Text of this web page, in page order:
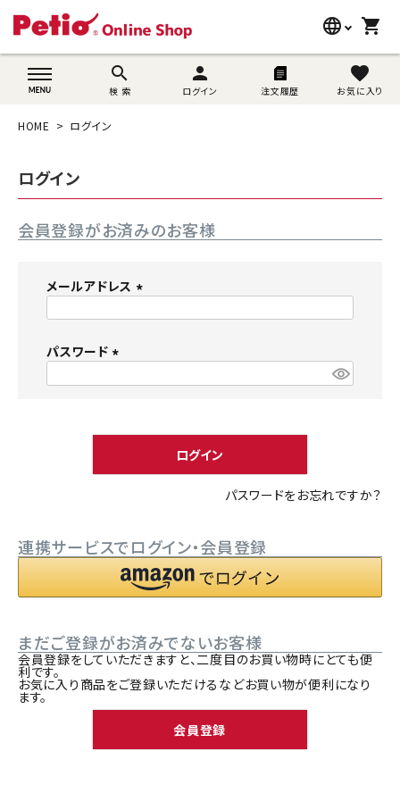
language
wovn-lang-name
shopping_cart
search
検 索
person
ログイン 注文履歴
favorite
お気に入り
search
うさぎ用品
ブランド別に探す
目的別に探す
SNS
ようこそ ゲスト 様
person 新規会員登録
HOME ログイン
ログイン
会員登録がお済みのお客様
メールアドレス
パスワード
)
ログイン
パスワードをお忘れですか？
連携サービスでログイン・会員登録
まだご登録がお済みでないお客様
会員登録をしていただきますと、二度目のお買い物時にとても便
利です。
お気に入り商品をご登録いただけるなどお買い物が便利になり
ます。
会員登録